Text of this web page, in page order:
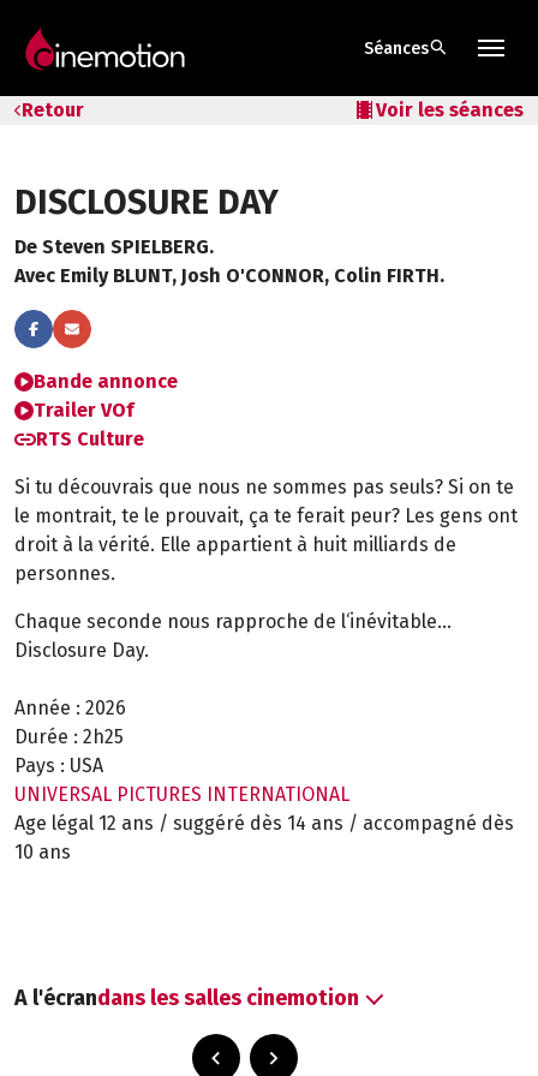
Séancessearch
Retour local_movies Voir les séances
DISCLOSURE DAY
De Steven SPIELBERG.
Avec Emily BLUNT, Josh O'CONNOR, Colin FIRTH.
Bande annonce
Trailer VOf
RTS Culture
Si tu découvrais que nous ne sommes pas seuls? Si on te
le montrait, te le prouvait, ça te ferait peur? Les gens ont
droit à la vérité. Elle appartient à huit milliards de
personnes.
Chaque seconde nous rapproche de l‘inévitable...
Disclosure Day.
Année : 2026
Durée : 2h25
Pays : USA
UNIVERSAL PICTURES INTERNATIONAL
Age légal 12 ans / suggéré dès 14 ans / accompagné dès
10 ans
A l'écrandans les salles cinemotion
Bons cadeaux
Bons plans
Programmes spéciaux